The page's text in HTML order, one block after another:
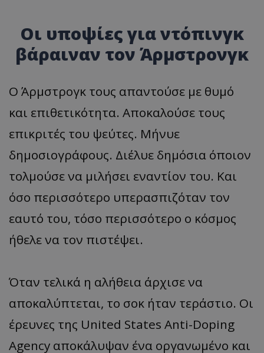
Oι υποψίες για ντόπινγκ
βάραιναν τον Άρμστρονγκ
Ο Άρμστρογκ τους απαντούσε με θυμό
και επιθετικότητα. Αποκαλούσε τους
επικριτές του ψεύτες. Μήνυε
δημοσιογράφους. Διέλυε δημόσια όποιον
τολμούσε να μιλήσει εναντίον του. Και
όσο περισσότερο υπερασπιζόταν τον
εαυτό του, τόσο περισσότερο ο κόσμος
ήθελε να τον πιστέψει.
Όταν τελικά η αλήθεια άρχισε να
αποκαλύπτεται, το σοκ ήταν τεράστιο. Οι
έρευνες της United States Anti-Doping
Agency αποκάλυψαν ένα οργανωμένο και